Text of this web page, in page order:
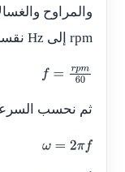
والمراوح
rpm إلى Hz نقسم على 60:
f=rp m60
ثم نحسب
ω =2 πf